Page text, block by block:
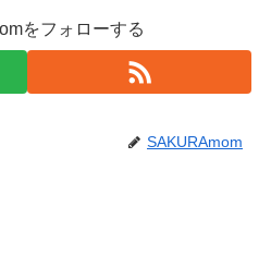
をフォローする
SAKURAmom